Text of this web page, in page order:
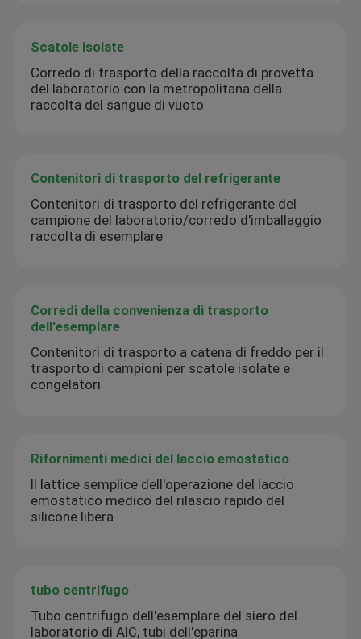
Scatole isolate
Corredo di trasporto della raccolta di provetta
del laboratorio con la metropolitana della
raccolta del sangue di vuoto
Contenitori di trasporto del refrigerante
Contenitori di trasporto del refrigerante del
campione del laboratorio/corredo d'imballaggio
raccolta di esemplare
Corredi della convenienza di trasporto
dell'esemplare
Contenitori di trasporto a catena di freddo per il
trasporto di campioni per scatole isolate e
congelatori
Rifornimenti medici del laccio emostatico
Il lattice semplice dell'operazione del laccio
emostatico medico del rilascio rapido del
silicone libera
tubo centrifugo
Tubo centrifugo dell'esemplare del siero del
laboratorio di AIC, tubi dell'eparina